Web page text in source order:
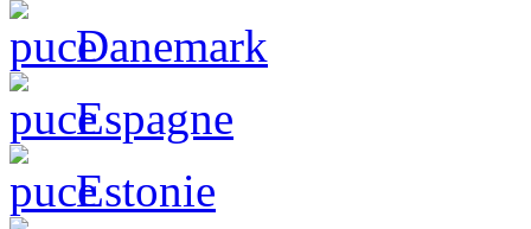
Danemark
Espagne
Estonie